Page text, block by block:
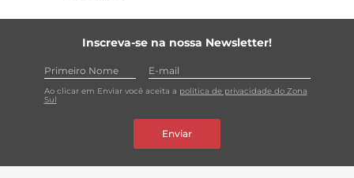
Inscreva-se na nossa Newsletter!
Ao clicar em Enviar você aceita a política de privacidade do Zona
Sul
Enviar